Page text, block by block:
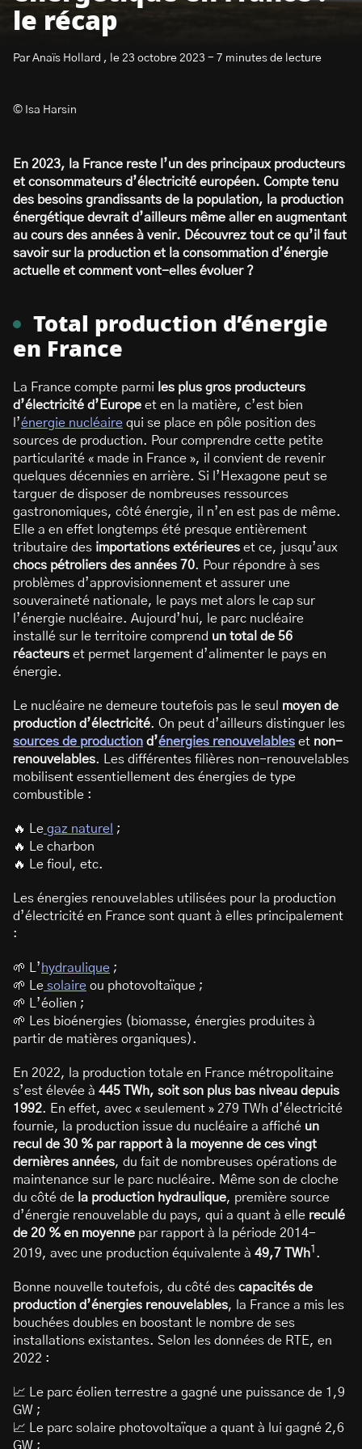
le récap
Par Anaïs Hollard , le 23 octobre 2023 - 7 minutes de lecture
© Isa Harsin
En 2023, la France reste l’un des principaux producteurs
et consommateurs d’électricité européen. Compte tenu
des besoins grandissants de la population, la production
énergétique devrait d’ailleurs même aller en augmentant
au cours des années à venir. Découvrez tout ce qu’il faut
savoir sur la production et la consommation d’énergie
actuelle et comment vont-elles évoluer ?
Total production d’énergie
en France
La France compte parmi les plus gros producteurs
d’électricité d’Europe et en la matière, c’est bien
l’énergie nucléaire qui se place en pôle position des
sources de production. Pour comprendre cette petite
particularité « made in France », il convient de revenir
quelques décennies en arrière. Si l’Hexagone peut se
targuer de disposer de nombreuses ressources
gastronomiques, côté énergie, il n’en est pas de même.
Elle a en effet longtemps été presque entièrement
tributaire des importations extérieures et ce, jusqu’aux
chocs pétroliers des années 70. Pour répondre à ses
problèmes d’approvisionnement et assurer une
souveraineté nationale, le pays met alors le cap sur
l’énergie nucléaire. Aujourd’hui, le parc nucléaire
installé sur le territoire comprend un total de 56
réacteurs et permet largement d’alimenter le pays en
énergie.
Le nucléaire ne demeure toutefois pas le seul moyen de
production d’électricité. On peut d’ailleurs distinguer les
sources de production d’énergies renouvelables et non-
renouvelables. Les différentes filières non-renouvelables
mobilisent essentiellement des énergies de type
combustible :
🔥 Le gaz naturel ;
🔥 Le charbon
🔥 Le fioul, etc.
Les énergies renouvelables utilisées pour la production
d’électricité en France sont quant à elles principalement
:
🌱 L’ hydraulique ;
🌱 Le solaire ou photovoltaïque ;
🌱 L’éolien ;
🌱 Les bioénergies (biomasse, énergies produites à
partir de matières organiques).
En 2022, la production totale en France métropolitaine
s’est élevée à 445 TWh, soit son plus bas niveau depuis
1992. En effet, avec « seulement » 279 TWh d’électricité
fournie, la production issue du nucléaire a affiché un
recul de 30 % par rapport à la moyenne de ces vingt
dernières années, du fait de nombreuses opérations de
maintenance sur le parc nucléaire. Même son de cloche
du côté de la production hydraulique, première source
d’énergie renouvelable du pays, qui a quant à elle reculé
de 20 % en moyenne par rapport à la période 2014-
2019, avec une production équivalente à 49,7 TWh1 .
Bonne nouvelle toutefois, du côté des capacités de
production d’énergies renouvelables, la France a mis les
bouchées doubles en boostant le nombre de ses
installations existantes. Selon les données de RTE, en
2022 :
📈 Le parc éolien terrestre a gagné une puissance de 1,9
GW ;
📈 Le parc solaire photovoltaïque a quant à lui gagné 2,6
GW ;
S’abonner à la newsletter